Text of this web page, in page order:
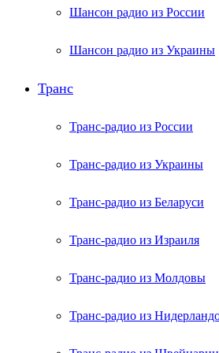
Шансон радио из России
Шансон радио из Украины
Транс
Транс-радио из России
Транс-радио из Украины
Транс-радио из Беларуси
Транс-радио из Израиля
Транс-радио из Молдовы
Транс-радио из